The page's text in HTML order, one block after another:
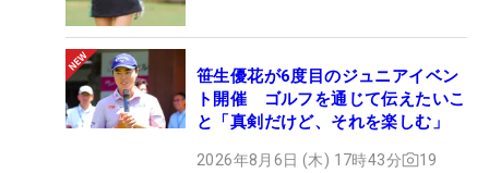
笹生優花が6度目のジュニアイベン
ト開催 ゴルフを通じて伝えたいこ
と「真剣だけど、それを楽しむ」
2026年8月6日 (木) 17時43分 19